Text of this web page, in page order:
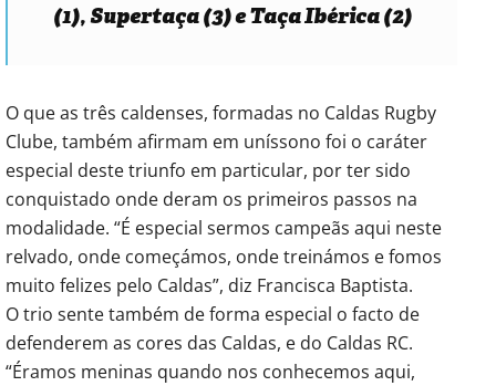
(1), Supertaça (3) e Taça Ibérica (2)
O que as três caldenses, formadas no Caldas Rugby
Clube, também afirmam em uníssono foi o caráter
especial deste triunfo em particular, por ter sido
conquistado onde deram os primeiros passos na
modalidade. “É especial sermos campeãs aqui neste
relvado, onde começámos, onde treinámos e fomos
muito felizes pelo Caldas”, diz Francisca Baptista.
O trio sente também de forma especial o facto de
defenderem as cores das Caldas, e do Caldas RC.
“Éramos meninas quando nos conhecemos aqui,